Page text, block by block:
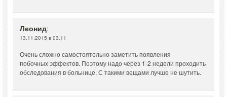
Леонид:
13.11.2015 в 03:11
Очень сложно самостоятельно заметить появления
побочных эффектов. Поэтому надо через 1-2 недели проходить
обследования в больнице. С такими вещами лучше не шутить.